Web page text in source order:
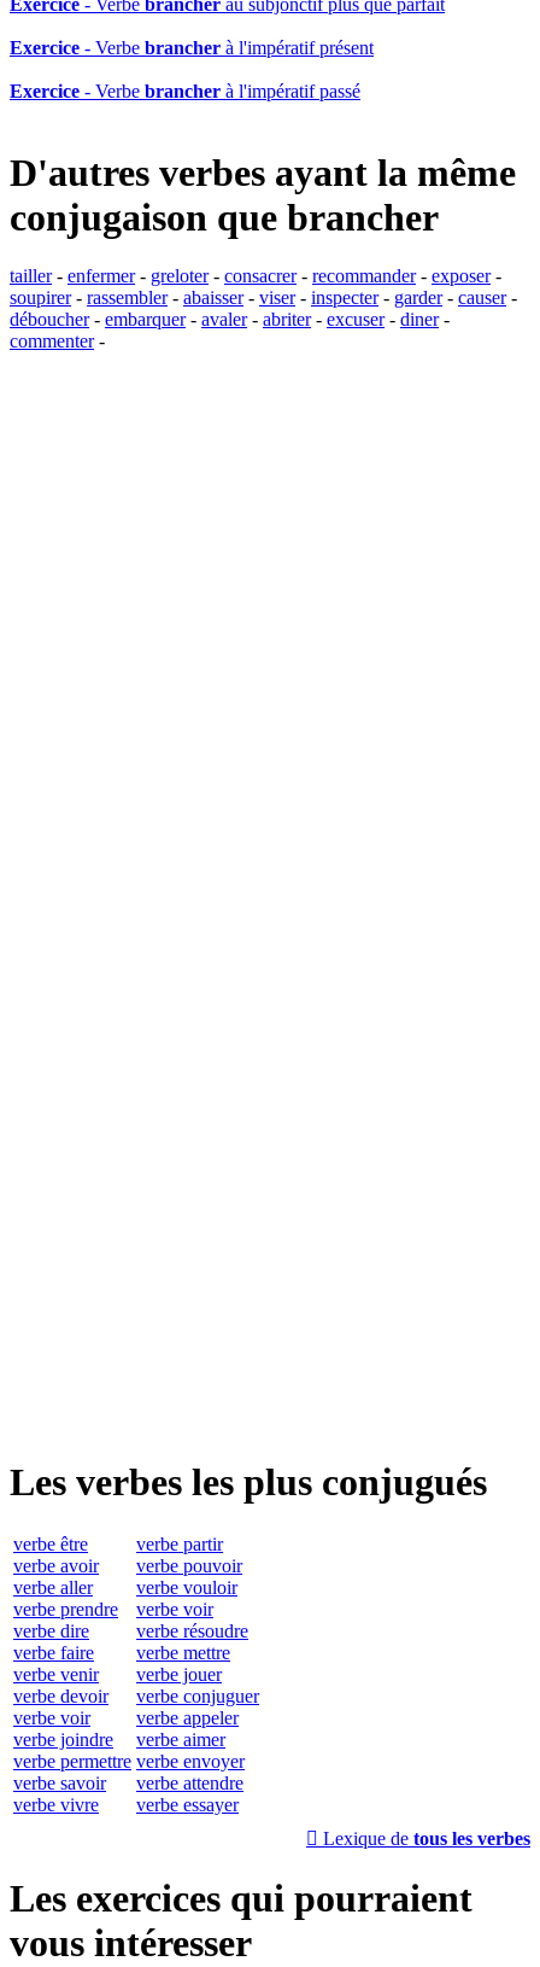
Exercice - Verbe brancher au subjonctif plus que parfait
Exercice - Verbe brancher à l'impératif présent
Exercice - Verbe brancher à l'impératif passé
D'autres verbes ayant la même
conjugaison que brancher
tailler- enfermer- greloter- consacrer- recommander- exposer-
soupirer- rassembler- abaisser- viser- inspecter- garder- causer-
déboucher- embarquer- avaler- abriter- excuser- diner-
commenter-
Les verbes les plus conjugués
verbe être
verbe avoir
verbe aller
verbe prendre
verbe dire
verbe faire
verbe venir
verbe devoir
verbe voir
verbe joindre
verbe permettre
verbe savoir
verbe vivre
verbe partir
verbe pouvoir
verbe vouloir
verbe voir
verbe résoudre
verbe mettre
verbe jouer
verbe conjuguer
verbe appeler
verbe aimer
verbe envoyer
verbe attendre
verbe essayer
 Lexique de tous les verbes
Les exercices qui pourraient
vous intéresser